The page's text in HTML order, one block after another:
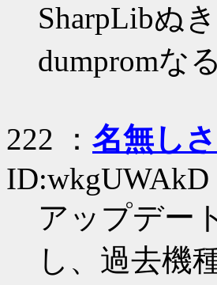
SharpLibぬ
dumpromな
222 ： 名無し
ID:wkgUWAkD
アップデー
し、過去機